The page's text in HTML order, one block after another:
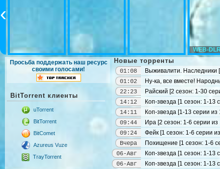
WEB-
Просьба поддержать наш ресурс
своими голосами!
BitTorrent клиенты
uTorrent
BitTorrent
BitComet
Azureus Vuze
TrayTorrent
Новые торренты
01:08
Выживалити. Наследники
01:02
Ну-ка, все вместе!
22:23
Райский [2 сезон: 1-30
14:12
Коп-звезда [1 сезон: 1-13
14:11
Коп-звезда [1-13 серии
09:44
Ира [2 сезон: 1-6 серии
09:24
Фейк [1 сезон: 1-6 серии
Вчера
Похищение [1 сезон: 1-6
06-Авг
Коп-звезда [1 сезон: 1-13
06-Авг
Коп-звезда [1 сезон: 1-13